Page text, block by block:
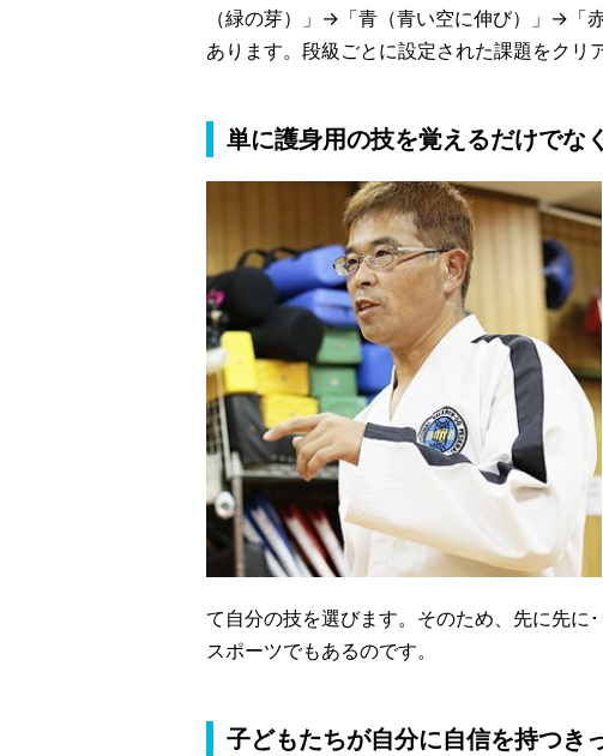
（緑の芽）」→「青（青い空に伸び）」→「
あります。段級ごとに設定された課題をクリ
単に護身用の技を覚えるだけでな
て自分の技を選びます。そのため、先に先に
スポーツでもあるのです。
子どもたちが自分に自信を持つき